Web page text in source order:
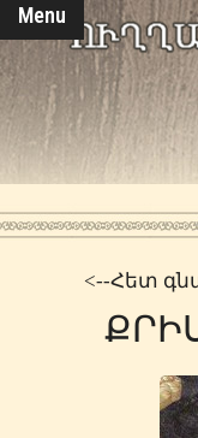
Menu
<--Հետ